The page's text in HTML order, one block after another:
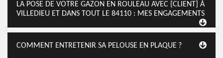
LA POSE DE VOTRE GAZON EN ROULEAU AVEC {CLIENT] À
VILLEDIEU ET DANS TOUT LE 84110 : MES ENGAGEMENTS
COMMENT ENTRETENIR SA PELOUSE EN PLAQUE ?